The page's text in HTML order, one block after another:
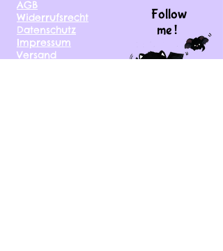
AGB
Widerrufsrecht
Datenschutz
Impressum
Versand
Follow
me !